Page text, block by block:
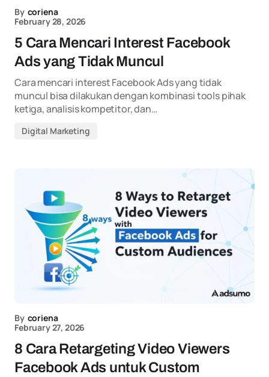
By coriena
February 28, 2026
5 Cara Mencari Interest Facebook
Ads yang Tidak Muncul
Cara mencari interest Facebook Ads yang tidak
muncul bisa dilakukan dengan kombinasi tools pihak
ketiga, analisis kompetitor, dan…
Digital Marketing
By coriena
February 27, 2026
8 Cara Retargeting Video Viewers
Facebook Ads untuk Custom